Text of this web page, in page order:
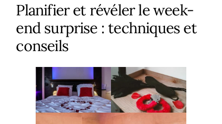
Planifier et révéler le week-
end surprise : techniques et
conseils